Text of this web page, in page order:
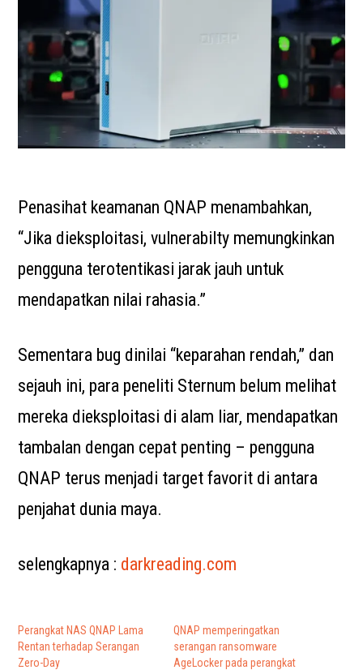
Penasihat keamanan QNAP menambahkan,
“Jika dieksploitasi, vulnerabilty memungkinkan
pengguna terotentikasi jarak jauh untuk
mendapatkan nilai rahasia.”
Sementara bug dinilai “keparahan rendah,” dan
sejauh ini, para peneliti Sternum belum melihat
mereka dieksploitasi di alam liar, mendapatkan
tambalan dengan cepat penting – pengguna
QNAP terus menjadi target favorit di antara
penjahat dunia maya.
selengkapnya : darkreading.com
Perangkat NAS QNAP Lama
Rentan terhadap Serangan
Zero-Day
QNAP memperingatkan
serangan ransomware
AgeLocker pada perangkat